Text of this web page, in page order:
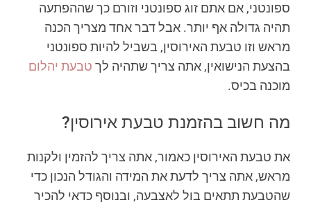
ספונטני, אם אתם זוג ספונטני וזורם כך שההפתעה
תהיה גדולה אף יותר. אבל דבר אחד מצריך הכנה
מראש וזו טבעת האירוסין, בשביל להיות ספונטני
בהצעת הנישואין, אתה צריך שתהיה לך טבעת יהלום
מוכנה בכיס.
מה חשוב בהזמנת טבעת אירוסין?
את טבעת האירוסין כאמור, אתה צריך להזמין ולקנות
מראש, אתה צריך לדעת את המידה והגודל הנכון כדי
שהטבעת תתאים בול לאצבעה, ובנוסף כדאי להכיר